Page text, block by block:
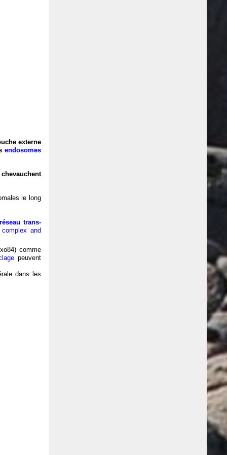
externe
endosomes
le long
réseau trans-
and
comme
peuvent
dans les